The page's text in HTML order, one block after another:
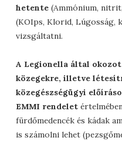
hetente (Ammónium,
(KOIps, Klorid, Lúgosság,
vizsgáltatni.
A Legionella által
közegekre, illetve
közegészségügyi
EMMI rendelet
fürdőmedencék és kádak
is számolni lehet